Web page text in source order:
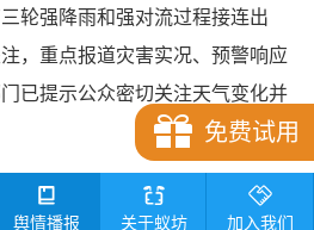
轮强降雨和强对流过程接连出
，重点报道灾害实况、预警响应
已提示公众密切关注天气变化并
免费试用
舆情播报 关于蚁坊 加入我们